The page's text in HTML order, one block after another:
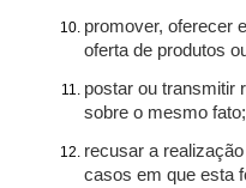
promover, oferecer
oferta de produtos
postar ou transmitir
sobre o mesmo fato;
recusar a
casos em que esta